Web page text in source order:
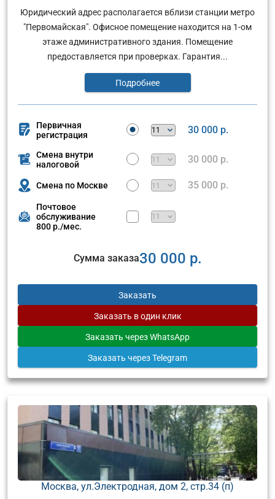
Юридический адрес располагается вблизи станции метро
"Первомайская". Офисное помещение находится на 1-ом
этаже административного здания. Помещение
предоставляется при проверках. Гарантия...
Подробнее
Первичная
регистрация
30 000 р.
Смена внутри
налоговой
30 000 р.
Смена по Москве 35 000 р.
Почтовое
обслуживание
800 р./мес.
Сумма заказа30 000 р.
Заказать
Заказать в один клик
Заказать через WhatsApp
Заказать через Telegram
Москва, ул.Электродная, дом 2, стр.34 (п)